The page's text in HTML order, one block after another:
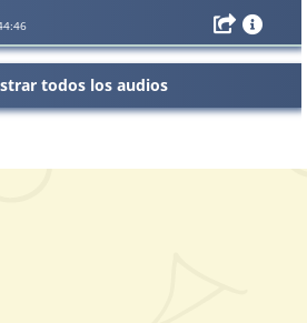
todos los audios